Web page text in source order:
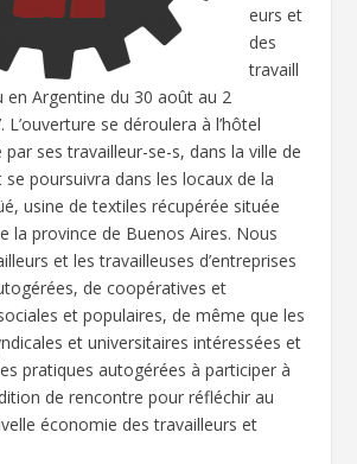
eurs et
des
travaill
en Argentine du 30 août au 2
se déroulera à l’hôtel
par ses travailleur-se-s, dans la ville de
poursuivra dans les locaux de la
usine de textiles récupérée située
la province de Buenos Aires. Nous
et les travailleuses d’entreprises
de coopératives et
et populaires, de même que les
et universitaires intéressées et
pratiques autogérées à participer à
de rencontre pour réfléchir au
économie des travailleurs et